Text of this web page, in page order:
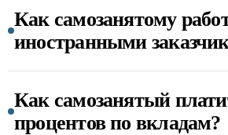
Как самозанятому
иностранными
Как самозанятый
процентов по вкладам?